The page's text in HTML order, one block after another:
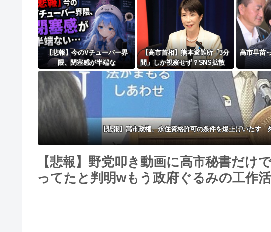
海外「おめでとうタキ！」リヴァプール南野がバースデーゴ
け」
インツ幹
【悲報】今のVチューバー界
隈、閉塞感が半端な
い・・・・・
【高市首相】熊本避難所「3分
間」しか視察せず？SNS拡散
内閣広報官「51分間」だと否定
高市早苗
【悲報】高市政権、永住資格許可の条件を爆上げいたす
【悲報】野党叩き動画に高市秘書だけ
ってたと判明wもう政府ぐるみの工作